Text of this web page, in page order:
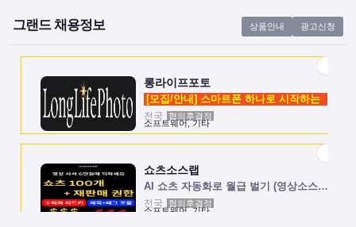
그랜드 채용정보 상품안내 광고신청
롱라이프포토
[모집/안내] 스마트폰 하나로 시작하는 …
소프트웨어, 기타
전국 협의후결정
쇼츠소스랩
AI 쇼츠 자동화로 월급 벌기 (영상소스…
소프트웨어, 기타
전국 협의후결정